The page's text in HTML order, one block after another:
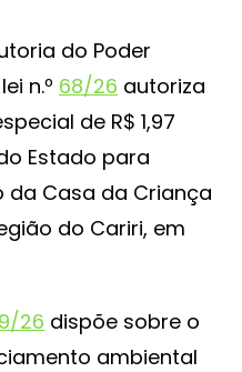
do Poder
n.º 68/26 autoriza
de R$ 1,97
Estado para
Casa da Criança
do Cariri, em
26 dispõe sobre o
ambiental